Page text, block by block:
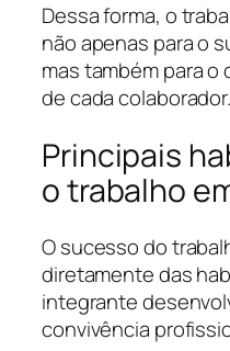
Dessa forma, o
não apenas para o
mas também para
de cada colaborador.
Principais
o trabalho
O sucesso do
diretamente das
integrante
convivência